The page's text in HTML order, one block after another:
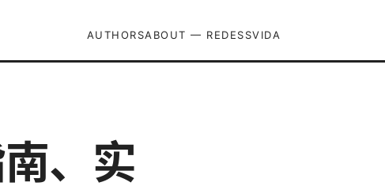
AUTHORSABOUT — REDESSVIDA
、实